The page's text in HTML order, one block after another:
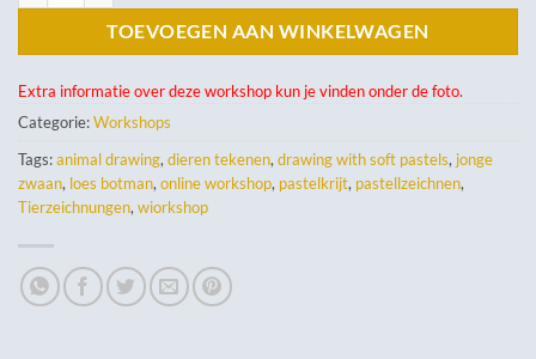
TOEVOEGEN AAN WINKELWAGEN
Extra informatie over deze workshop kun je vinden onder de foto.
Categorie:Workshops
Tags:animal drawing, dieren tekenen, drawing with soft pastels, jonge
zwaan, loes botman, online workshop, pastelkrijt, pastellzeichnen,
Tierzeichnungen, wiorkshop